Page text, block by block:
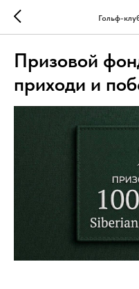
Гольф-
Призовой
приходи и